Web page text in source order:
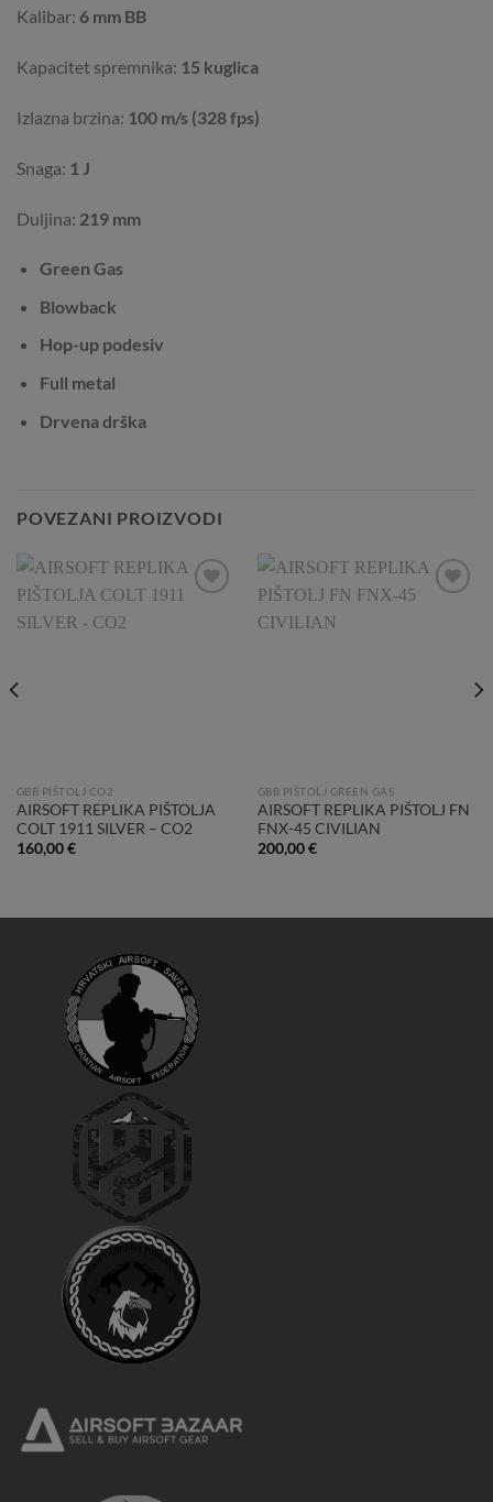
Kalibar: 6 mm BB
Kapacitet spremnika: 15 kuglica
Izlazna brzina: 100 m/s (328 fps)
Snaga: 1 J
Duljina: 219 mm
Green Gas
Blowback
Hop-up podesiv
Full metal
Drvena drška
POVEZANI PROIZVODI
GBB PIŠTOLJ CO2
AIRSOFT REPLIKA PIŠTOLJA
COLT 1911 SILVER – CO2
160,00€
GBB PIŠTOLJ GREEN GAS
AIRSOFT REPLIKA PIŠTOLJ FN
FNX-45 CIVILIAN
200,00€